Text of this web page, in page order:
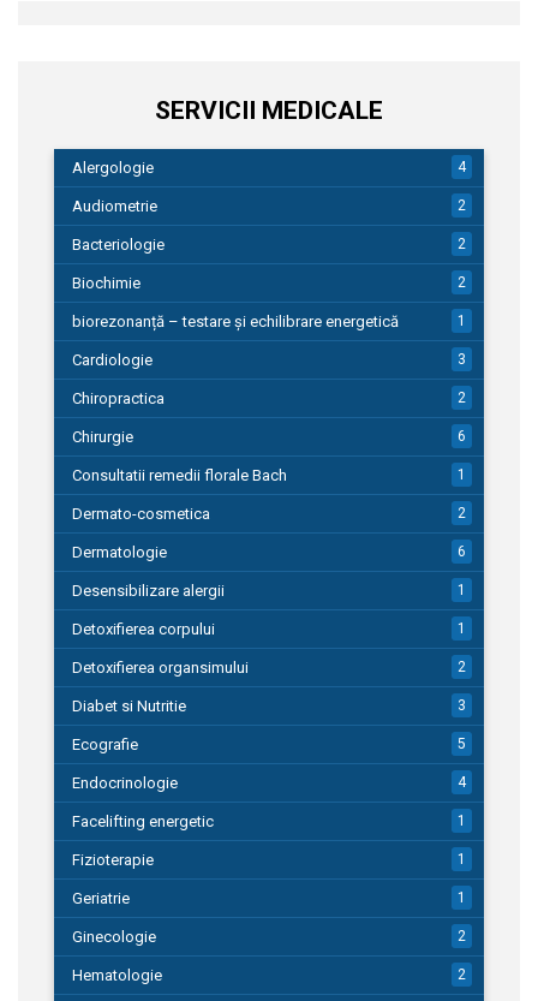
SERVICII MEDICALE
Alergologie 4
Audiometrie 2
Bacteriologie 2
Biochimie 2
biorezonanță – testare și echilibrare energetică 1
Cardiologie 3
Chiropractica 2
Chirurgie 6
Consultatii remedii florale Bach 1
Dermato-cosmetica 2
Dermatologie 6
Desensibilizare alergii 1
Detoxifierea corpului 1
Detoxifierea organsimului 2
Diabet si Nutritie 3
Ecografie 5
Endocrinologie 4
Facelifting energetic 1
Fizioterapie 1
Geriatrie 1
Ginecologie 2
Hematologie 2